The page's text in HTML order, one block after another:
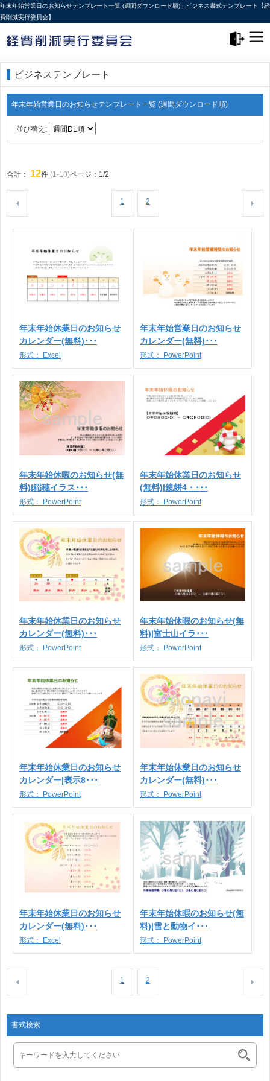
年末年始営業日のお知らせテンプレート一覧 (週間ダウンロード順) | ビジネス書式テンプレート【経
費削減実行委員会】
ビジネステンプレート
年末年始営業日のお知らせテンプレート一覧 (週間ダウンロード順)
並び替え:
合計： 12件 (1-10)ページ：1/2
1 2
年末年始休業日のお知らせ
カレンダー(無料)･･･
形式： Excel
年末年始営業日のお知らせ
カレンダー(無料)･･･
形式： PowerPoint
年末年始休暇のお知らせ(無
料)|稲穂イラス･･･
形式： PowerPoint
年末年始休業日のお知らせ
(無料)|鏡餅4・･･･
形式： PowerPoint
年末年始休業日のお知らせ
カレンダー(無料)･･･
形式： PowerPoint
年末年始休暇のお知らせ(無
料)|富士山イラ･･･
形式： PowerPoint
年末年始休業日のお知らせ
カレンダー|表示8･･･
形式： PowerPoint
年末年始休業日のお知らせ
カレンダー(無料)･･･
形式： PowerPoint
年末年始休業日のお知らせ
カレンダー(無料)･･･
形式： Excel
年末年始休暇のお知らせ(無
料)|雪と動物イ･･･
形式： PowerPoint
1 2
書式検索